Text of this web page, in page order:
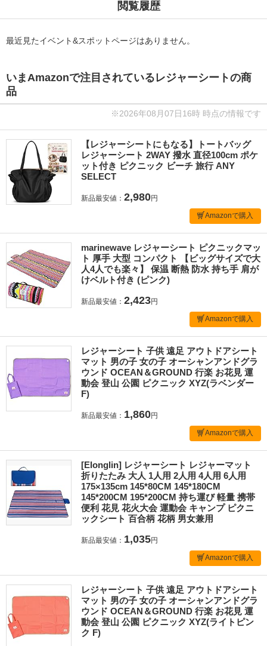
閲覧履歴
最近見たイベント&スポットページはありません。
いまAmazonで注目されているレジャーシートの商
品
※2026年08月07日16時 時点の情報です
【レジャーシートにもなる】トートバッグ
レジャーシート 2WAY 撥水 直径100cm ポケ
ット付き ピクニック ビーチ 旅行 ANY
SELECT
新品最安値： 2,980円
Amazonで購入
marinewave レジャーシート ピクニックマッ
ト 厚手 大型 コンパクト 【ビッグサイズで大
人4人でも楽々】 保温 断熱 防水 持ち手 肩が
けベルト付き (ピンク)
新品最安値： 2,423円
Amazonで購入
レジャーシート 子供 遠足 アウトドアシート
マット 男の子 女の子 オーシャンアンドグラ
ウンド OCEAN＆GROUND 行楽 お花見 運
動会 登山 公園 ピクニック XYZ(ラベンダー
F)
新品最安値： 1,860円
Amazonで購入
[Elonglin] レジャーシート レジャーマット
折りたたみ 大人 1人用 2人用 4人用 6人用
175×135cm 145*80CM 145*180CM
145*200CM 195*200CM 持ち運び 軽量 携帯
便利 花見 花火大会 運動会 キャンプ ピクニ
ックシート 百合柄 花柄 男女兼用
新品最安値： 1,035円
Amazonで購入
レジャーシート 子供 遠足 アウトドアシート
マット 男の子 女の子 オーシャンアンドグラ
ウンド OCEAN＆GROUND 行楽 お花見 運
動会 登山 公園 ピクニック XYZ(ライトピン
ク F)